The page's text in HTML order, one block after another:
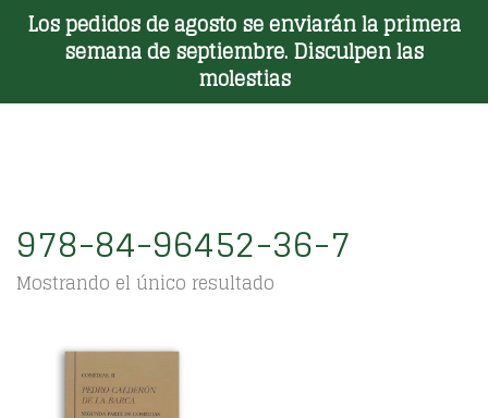
Los pedidos de agosto se enviarán la primera
semana de septiembre. Disculpen las
molestias
Toggle Menu
978-84-96452-36-7
Mostrando el único resultado